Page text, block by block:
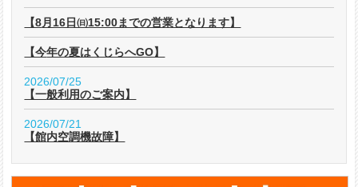
【8月16日㈰15:00までの営業となります】
【今年の夏はくじらへGO】
2026/07/25
【一般利用のご案内】
2026/07/21
【館内空調機故障】